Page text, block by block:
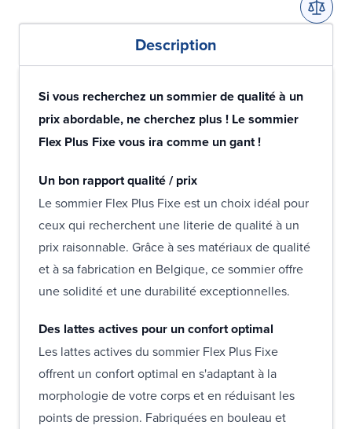
Description
Si vous recherchez un sommier de qualité à un
prix abordable, ne cherchez plus ! Le sommier
Flex Plus Fixe vous ira comme un gant !
Un bon rapport qualité / prix
Le sommier Flex Plus Fixe est un choix idéal pour
ceux qui recherchent une literie de qualité à un
prix raisonnable. Grâce à ses matériaux de qualité
et à sa fabrication en Belgique, ce sommier offre
une solidité et une durabilité exceptionnelles.
Des lattes actives pour un confort optimal
Les lattes actives du sommier Flex Plus Fixe
offrent un confort optimal en s'adaptant à la
morphologie de votre corps et en réduisant les
points de pression. Fabriquées en bouleau et